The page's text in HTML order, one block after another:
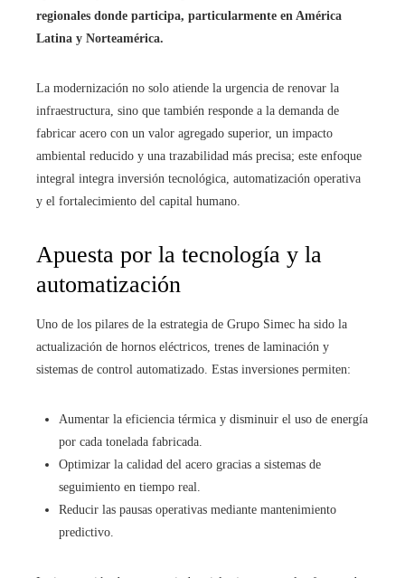
regionales donde participa, particularmente en América
Latina y Norteamérica.
La modernización no solo atiende la urgencia de renovar la
infraestructura, sino que también responde a la demanda de
fabricar acero con un valor agregado superior, un impacto
ambiental reducido y una trazabilidad más precisa; este enfoque
integral integra inversión tecnológica, automatización operativa
y el fortalecimiento del capital humano.
Apuesta por la tecnología y la
automatización
Uno de los pilares de la estrategia de Grupo Simec ha sido la
actualización de hornos eléctricos, trenes de laminación y
sistemas de control automatizado. Estas inversiones permiten:
Aumentar la eficiencia térmica y disminuir el uso de energía
por cada tonelada fabricada.
Optimizar la calidad del acero gracias a sistemas de
seguimiento en tiempo real.
Reducir las pausas operativas mediante mantenimiento
predictivo.